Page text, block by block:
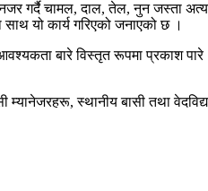
गर्दै चामल, दाल, तेल, नुन जस्ता
यो कार्य गरिएको जनाएको छ ।
बारे विस्तृत रूपमा प्रकाश
स्थानीय बासी तथा